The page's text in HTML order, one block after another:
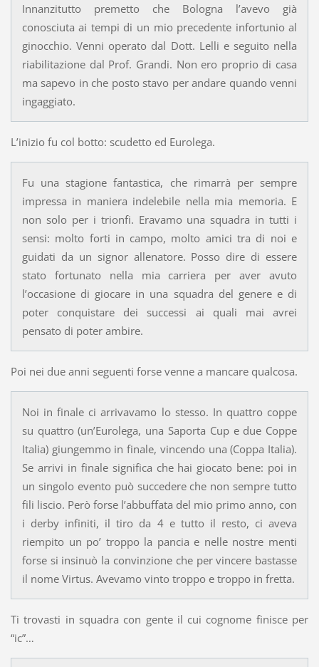
Innanzitutto premetto che Bologna l’avevo già
conosciuta ai tempi di un mio precedente infortunio al
ginocchio. Venni operato dal Dott. Lelli e seguito nella
riabilitazione dal Prof. Grandi. Non ero proprio di casa
ma sapevo in che posto stavo per andare quando venni
ingaggiato.
L’inizio fu col botto: scudetto ed Eurolega.
Fu una stagione fantastica, che rimarrà per sempre
impressa in maniera indelebile nella mia memoria. E
non solo per i trionfi. Eravamo una squadra in tutti i
sensi: molto forti in campo, molto amici tra di noi e
guidati da un signor allenatore. Posso dire di essere
stato fortunato nella mia carriera per aver avuto
l’occasione di giocare in una squadra del genere e di
poter conquistare dei successi ai quali mai avrei
pensato di poter ambire.
Poi nei due anni seguenti forse venne a mancare qualcosa.
Noi in finale ci arrivavamo lo stesso. In quattro coppe
su quattro (un’Eurolega, una Saporta Cup e due Coppe
Italia) giungemmo in finale, vincendo una (Coppa Italia).
Se arrivi in finale significa che hai giocato bene: poi in
un singolo evento può succedere che non sempre tutto
fili liscio. Però forse l’abbuffata del mio primo anno, con
i derby infiniti, il tiro da 4 e tutto il resto, ci aveva
riempito un po’ troppo la pancia e nelle nostre menti
forse si insinuò la convinzione che per vincere bastasse
il nome Virtus. Avevamo vinto troppo e troppo in fretta.
Ti trovasti in squadra con gente il cui cognome finisce per
“ic”…